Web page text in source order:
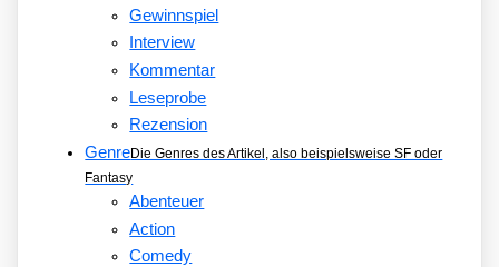
Gewinnspiel
Interview
Kommentar
Leseprobe
Rezension
GenreDie Genres des Artikel, also beispielsweise SF oder
Fantasy
Abenteuer
Action
Comedy